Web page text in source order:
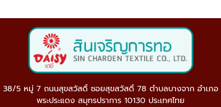
38/5 หมู่ 7 ถนนสุขสวัสดิ์ ซอยสุขสวัสดิ์ 78 ตำบลบางจาก อำเภอ
พระประแดง สมุทรปราการ 10130 ประเทศไทย